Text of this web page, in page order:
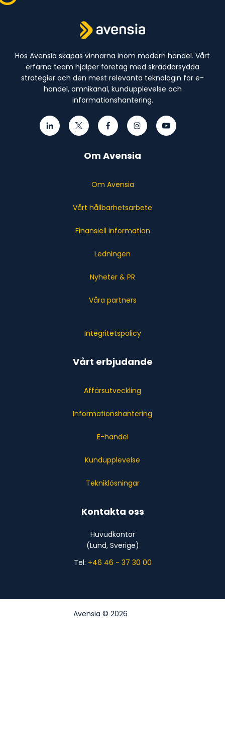
Hos Avensia skapas vinnarna inom modern handel. Vårt
erfarna team hjälper företag med skräddarsydda
strategier och den mest relevanta teknologin för e-
handel, omnikanal, kundupplevelse och
informationshantering.
Om Avensia
Om Avensia
Vårt hållbarhetsarbete
Finansiell information
Ledningen
Nyheter & PR
Våra partners
Integritetspolicy
Vårt erbjudande
Affärsutveckling
Informationshantering
E-handel
Kundupplevelse
Tekniklösningar
Kontakta oss
Huvudkontor
(Lund, Sverige)
Tel: +46 46 - 37 30 00
Avensia © 2026